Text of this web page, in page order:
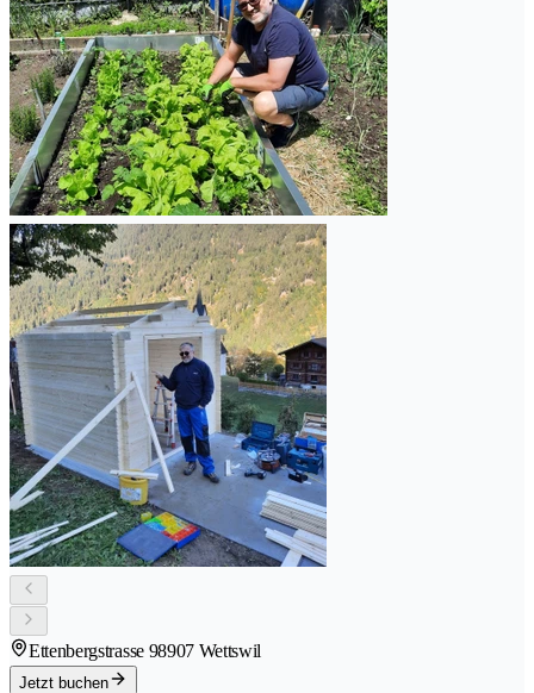
Ettenbergstrasse 98907 Wettswil
Jetzt buchen